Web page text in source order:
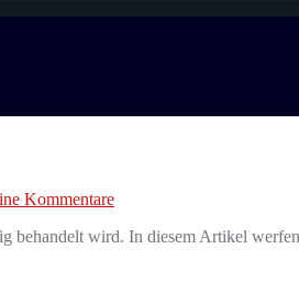
Kommentare
behandelt wird. In diesem Artikel